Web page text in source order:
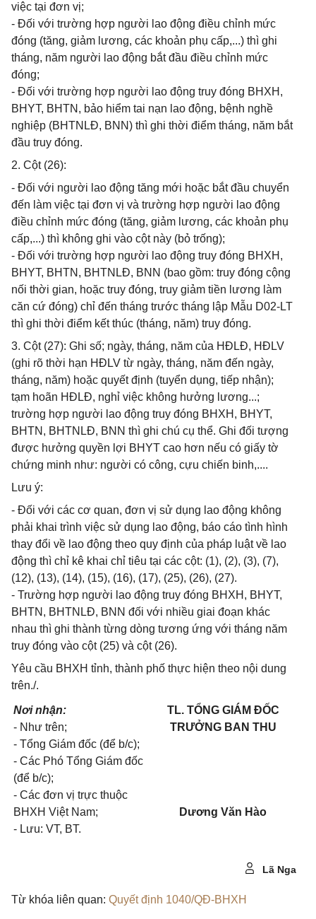
việc tại đơn vị;
- Đối với trường hợp người lao động điều chỉnh mức
đóng (tăng, giảm lương, các khoản phụ cấp,...) thì ghi
tháng, năm người lao động bắt đầu điều chỉnh mức
đóng;
- Đối với trường hợp người lao động truy đóng BHXH,
BHYT, BHTN, bảo hiểm tai nạn lao động, bệnh nghề
nghiệp (BHTNLĐ, BNN) thì ghi thời điểm tháng, năm bắt
đầu truy đóng.
2. Cột (26):
- Đối với người lao động tăng mới hoặc bắt đầu chuyển
đến làm việc tại đơn vị và trường hợp người lao động
điều chỉnh mức đóng (tăng, giảm lương, các khoản phụ
cấp,...) thì không ghi vào cột này (bỏ trống);
- Đối với trường hợp người lao động truy đóng BHXH,
BHYT, BHTN, BHTNLĐ, BNN (bao gồm: truy đóng cộng
nối thời gian, hoặc truy đóng, truy giảm tiền lương làm
căn cứ đóng) chỉ đến tháng trước tháng lập Mẫu D02-LT
thì ghi thời điểm kết thúc (tháng, năm) truy đóng.
3. Cột (27): Ghi số; ngày, tháng, năm của HĐLĐ, HĐLV
(ghi rõ thời hạn HĐLV từ ngày, tháng, năm đến ngày,
tháng, năm) hoặc quyết định (tuyển dụng, tiếp nhận);
tạm hoãn HĐLĐ, nghỉ việc không hưởng lương...;
trường hợp người lao động truy đóng BHXH, BHYT,
BHTN, BHTNLĐ, BNN thì ghi chú cụ thể. Ghi đối tượng
được hưởng quyền lợi BHYT cao hơn nếu có giấy tờ
chứng minh như: người có công, cựu chiến binh,....
Lưu ý:
- Đối với các cơ quan, đơn vị sử dụng lao động không
phải khai trình việc sử dụng lao động, báo cáo tình hình
thay đổi về lao động theo quy định của pháp luật về lao
động thì chỉ kê khai chỉ tiêu tại các cột: (1), (2), (3), (7),
(12), (13), (14), (15), (16), (17), (25), (26), (27).
- Trường hợp người lao động truy đóng BHXH, BHYT,
BHTN, BHTNLĐ, BNN đối với nhiều giai đoạn khác
nhau thì ghi thành từng dòng tương ứng với tháng năm
truy đóng vào cột (25) và cột (26).
Yêu cầu BHXH tỉnh, thành phố thực hiện theo nội dung
trên./.
Nơi nhận:
- Như trên;
- Tổng Giám đốc (để b/c);
- Các Phó Tổng Giám đốc
(để b/c);
- Các đơn vị trực thuộc
BHXH Việt Nam;
- Lưu: VT, BT.
TL. TỔNG GIÁM ĐỐC
TRƯỞNG BAN THU
Dương Văn Hào
Lã Nga
Từ khóa liên quan: Quyết định 1040/QĐ-BHXH